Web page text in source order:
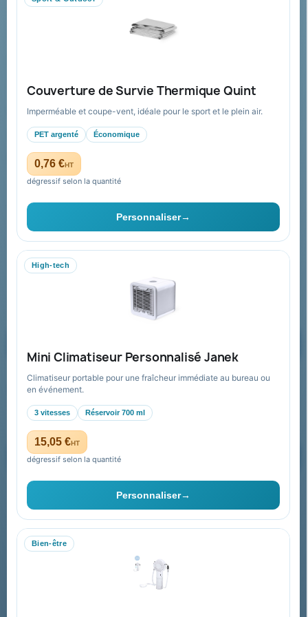
Couverture de Survie Thermique Quint
Imperméable et coupe-vent, idéale pour le sport et le plein air.
PET argenté Économique
0,76 €HT
dégressif selon la quantité
Personnaliser→
High-tech
Mini Climatiseur Personnalisé Janek
Climatiseur portable pour une fraîcheur immédiate au bureau ou
en événement.
3 vitesses Réservoir 700 ml
15,05 €HT
dégressif selon la quantité
Personnaliser→
Bien-être
FAQ sur Promenoch Goodies Pub France
Conditions de retour
Paiement sécurisé
Plan du site
Contact & devis
06 09 53 17 41
WhatsApp
equipe@promenoch-goodies.com
Recevez nos offres spéciales
Vous pouvez vous désinscrire à tout moment. Vous trouverez pour
cela nos informations de contact dans les conditions d'utilisation du
site.
Collectivités & administrations
Devis, mandat administratif et facturation Chorus Pro